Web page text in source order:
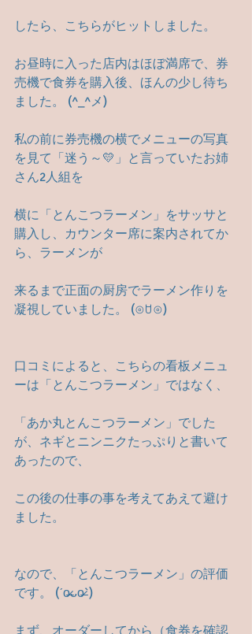
したら、こちらがヒットしました。
お昼時に入った店内はほぼ満席で、券
売機で食券を購入後、ほんの少し待ち
ました。 (^_^メ)
私の前に券売機の横でメニューの写真
を見て「迷う～💛」と言っていたお姉
さん2人組を
横に「とんこつラーメン」をサッサと
購入し、カウンター席に案内されてか
ら、ラーメンが
来るまで正面の厨房でラーメン作りを
凝視していました。 (⊙ꇴ⊙)
口コミによると、こちらの看板メニュ
ーは「とんこつラーメン」ではなく、
「あか丸とんこつラーメン」でした
が、ネギとニンニクたっぷりと書いて
あったので、
この後の仕事の事を考えてあえて避け
ました。
なので、「とんこつラーメン」の評価
です。 (ˊo̶̶̷ᴗo̶̶̷`)
まず、オーダーしてから（食券を確認